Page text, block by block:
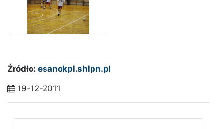
Źródło: esanokpl.shlpn.pl
19-12-2011